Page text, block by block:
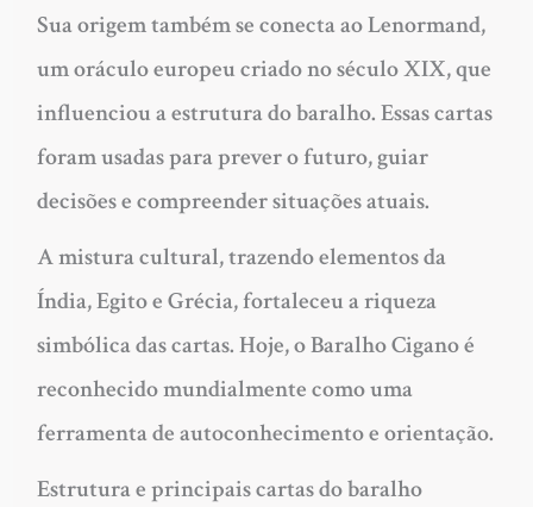
Sua origem também se conecta ao Lenormand,
um oráculo europeu criado no século XIX, que
influenciou a estrutura do baralho. Essas cartas
foram usadas para prever o futuro, guiar
decisões e compreender situações atuais.
A mistura cultural, trazendo elementos da
Índia, Egito e Grécia, fortaleceu a riqueza
simbólica das cartas. Hoje, o Baralho Cigano é
reconhecido mundialmente como uma
ferramenta de autoconhecimento e orientação.
Estrutura e principais cartas do baralho